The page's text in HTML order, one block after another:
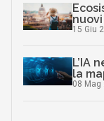
15 Giu
L’IA
la
08 Mag